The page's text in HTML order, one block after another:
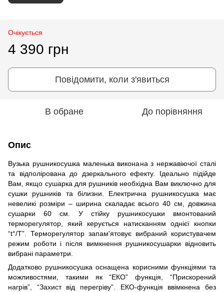
Очікується
4 390 грн
Повідомити, коли з'явиться
В обране До порівняння
Опис
Вузька рушникосушка маленька виконана з нержавіючої сталі
та відполірована до дзеркального ефекту. Ідеально підійде
Вам, якщо сушарка для рушників необхідна Вам виключно для
сушки рушників та білизни. Електрична рушникосушка має
невеликі розміри – ширина скаладає всього 40 см, довжина
сушарки 60 см. У стійку рушникосушки вмонтований
терморегулятор, який керується натисканням однієї кнопки
“t°/T”. Терморегулятор запам'ятовує вибраний користувачем
режим роботи і після вимкнення рушникосушарки відновить
вибрані параметри.
Додатково рушникосушка оснащена корисними функціями та
можливостями, такими як “ЕКО” функція, “Прискорений
нагрів”, “Захист від перегріву”. ЕКО-функція ввімкнена без